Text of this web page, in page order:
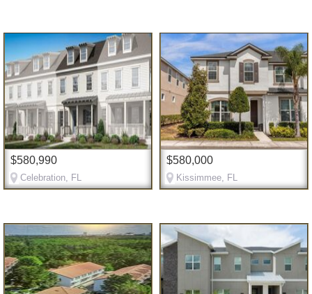
$580,990
Celebration, FL
$580,000
Kissimmee, FL